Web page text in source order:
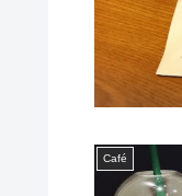
Café